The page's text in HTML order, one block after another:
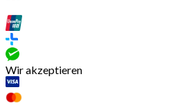
Wir akzeptieren